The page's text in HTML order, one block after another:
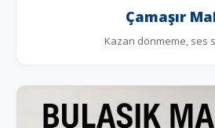
Çamaşır
Kazan dönmeme, ses